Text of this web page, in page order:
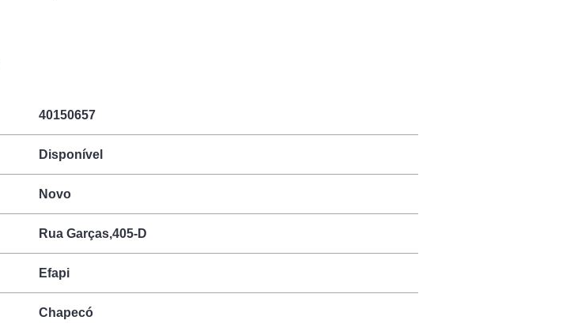
40150657
Disponível
Novo
Rua Garças,405-D
Efapi
Chapecó